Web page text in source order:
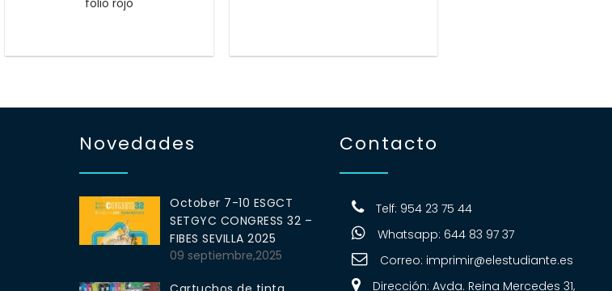
folio rojo
Novedades
October 7-10 ESGCT
SETGYC CONGRESS 32 –
FIBES SEVILLA 2025
09 septiembre,2025
Contacto
Telf: 954 23 75 44
Whatsapp: 644 83 97 37
Correo: imprimir@elestudiante.es
Dirección: Avda. Reina Mercedes 31,